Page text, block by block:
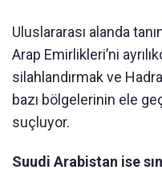
Uluslararası alanda
Arap Emirlikleri’ni
silahlandırmak ve
bazı bölgelerinin ele
suçluyor.
Suudi Arabistan ise